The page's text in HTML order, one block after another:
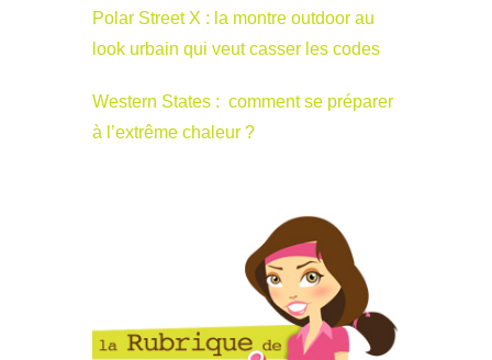
Polar Street X : la montre outdoor au
look urbain qui veut casser les codes
Western States : comment se préparer
à l’extrême chaleur ?